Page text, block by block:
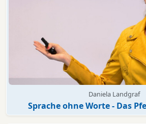
Daniela Landgraf
Sprache ohne Worte - Das